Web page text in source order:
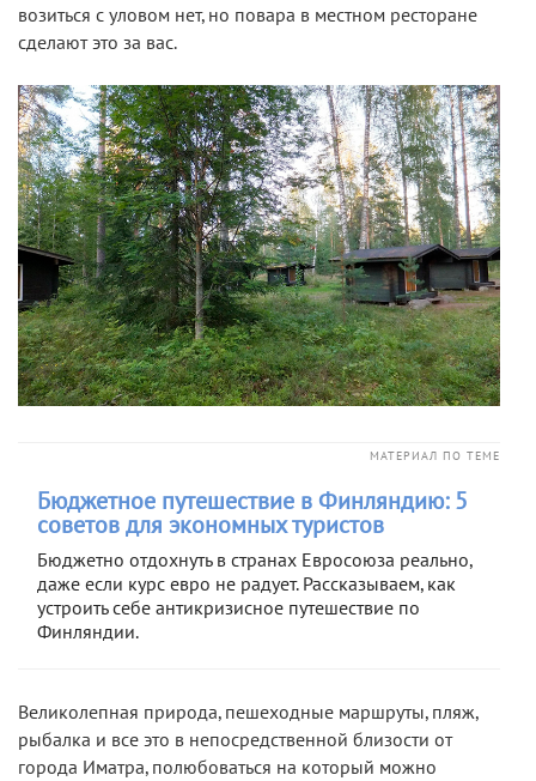
возиться с уловом нет, но повара в местном ресторане
сделают это за вас.
МАТЕРИАЛ ПО ТЕМЕ
Бюджетное путешествие в Финляндию: 5
советов для экономных туристов
Бюджетно отдохнуть в странах Евросоюза реально,
даже если курс евро не радует. Рассказываем, как
устроить себе антикризисное путешествие по
Финляндии.
Великолепная природа, пешеходные маршруты, пляж,
рыбалка и все это в непосредственной близости от
города Иматра, полюбоваться на который можно